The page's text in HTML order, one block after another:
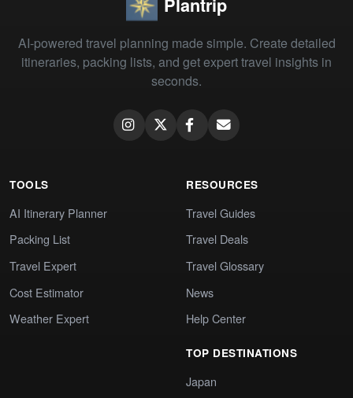
Plantrip
AI-powered travel planning made simple. Create detailed
itineraries, packing lists, and get expert travel insights in
seconds.
TOOLS
AI Itinerary Planner
Packing List
Travel Expert
Cost Estimator
Weather Expert
RESOURCES
Travel Guides
Travel Deals
Travel Glossary
News
Help Center
TOP DESTINATIONS
Japan